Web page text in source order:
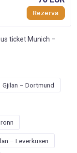
Rezerva
ticket Munich –
Gjilan – Dortmund
– Leverkusen